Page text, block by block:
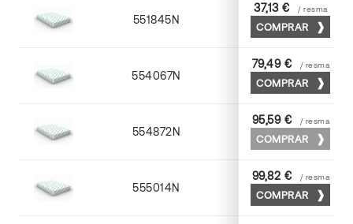
551845N 45 x 64
37,13 € / resma
COMPRAR
554067N 65 x 90
79,49 € / resma
COMPRAR
554872N 70 x 100
95,59 € / resma
COMPRAR
555014N 72 x 102
99,82 € / resma
COMPRAR